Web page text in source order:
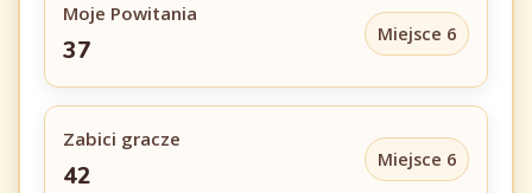
Moje Powitania
37
Miejsce 6
Zabici gracze
42
Miejsce 6